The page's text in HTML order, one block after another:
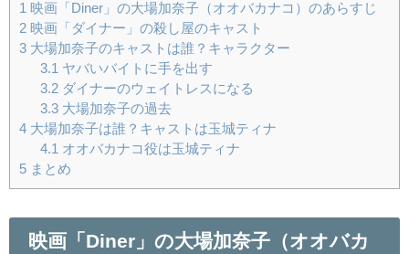
1
映画「Diner」の大場加奈子（オオバカナコ）のあらすじ
2 映画「ダイナー」の殺し屋のキャスト
3 大場加奈子のキャストは誰？キャラクター
3.1 ヤバいバイトに手を出す
3.2ダイナーのウェイトレスになる
3.3大場加奈子の過去
4 大場加奈子は誰？キャストは玉城ティナ
4.1 オオバカナコ役は玉城ティナ
5 まとめ
映画「Diner」の大場加奈子（オオバカ